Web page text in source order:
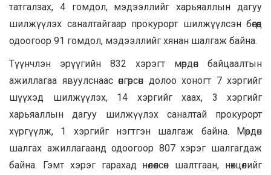
татгалзах, 4 гомдол, мэдээллийг харьяаллын дагуу
шилжүүлэх саналтайгаар прокурорт шилжүүлсэн бөгөөд
одоогоор 91 гомдол, мэдээллийг хянан шалгаж байна.
Түүнчлэн эрүүгийн 832 хэрэгт мөрдөн байцаалтын
ажиллагаа явуулснаас өнгөрсөн долоо хоногт 7 хэргийг
шүүхэд шилжүүлэх, 14 хэргийг хаах, 3 хэргийг
харьяаллын дагуу шилжүүлэх саналтай прокурорт
хүргүүлж, 1 хэргийг нэгтгэн шалгаж байна. Мөрдөн
шалгах ажиллагаанд одоогоор 807 хэрэг шалгагдаж
байна. Гэмт хэрэг гарахад нөлөөлсөн шалтгаан, нөхцөлийг